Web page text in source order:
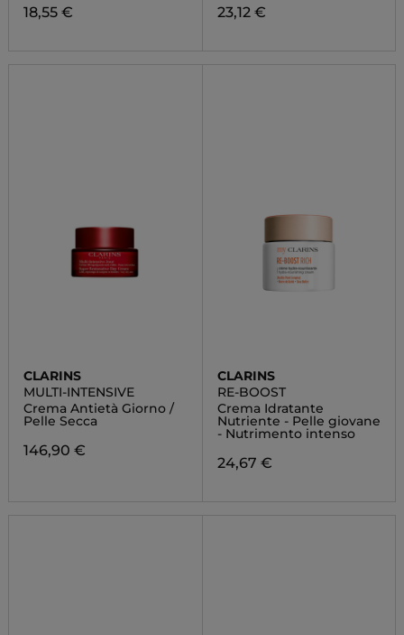
18,55 € 23,12 €
CLARINS
MULTI-INTENSIVE
Crema Antietà Giorno /
Pelle Secca
146,90 €
CLARINS
RE-BOOST
Crema Idratante
Nutriente - Pelle giovane
- Nutrimento intenso
24,67 €